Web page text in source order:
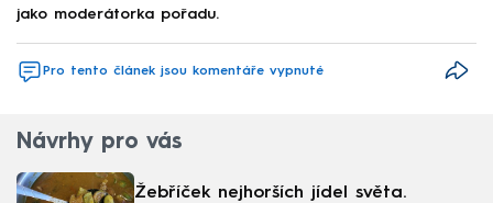
jako moderátorka pořadu.
Pro tento článek jsou komentáře vypnuté
Návrhy pro vás
Žebříček nejhorších jídel světa.